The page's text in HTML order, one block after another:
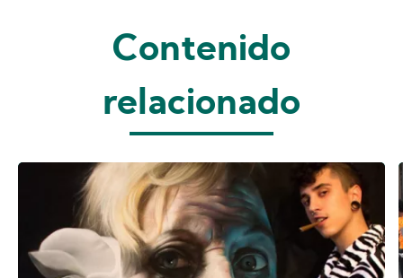
Contenido
relacionado